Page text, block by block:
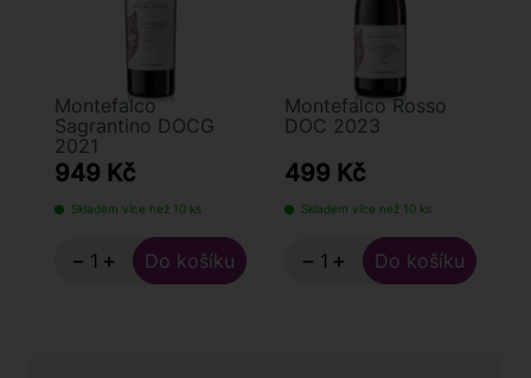
Montefalco
Sagrantino DOCG
2021
949 Kč
Skladem více než 10 ks
− +
Montefalco Rosso
DOC 2023
499 Kč
Skladem více než 10 ks
− +